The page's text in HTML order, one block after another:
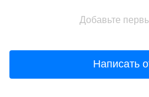
Добавьте
Написать